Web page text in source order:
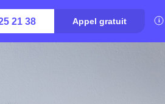
21 38 Appel gratuit